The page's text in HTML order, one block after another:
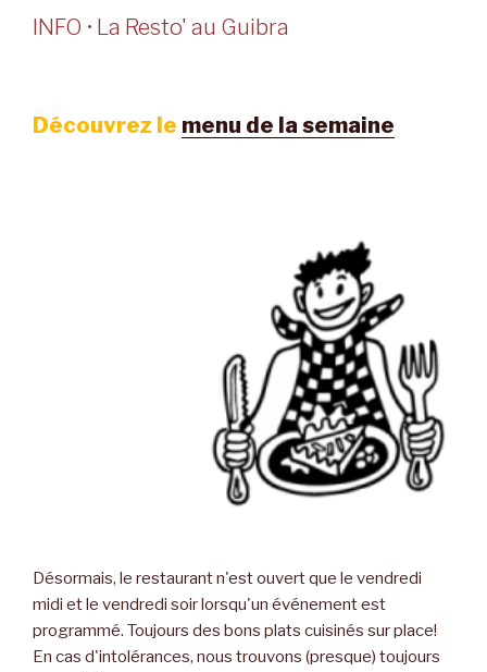
INFO • La Resto' au Guibra
Découvrez le menu de la semaine
Désormais, le restaurant n'est ouvert que le vendredi
midi et le vendredi soir lorsqu'un événement est
programmé. Toujours des bons plats cuisinés sur place!
En cas d'intolérances, nous trouvons (presque) toujours